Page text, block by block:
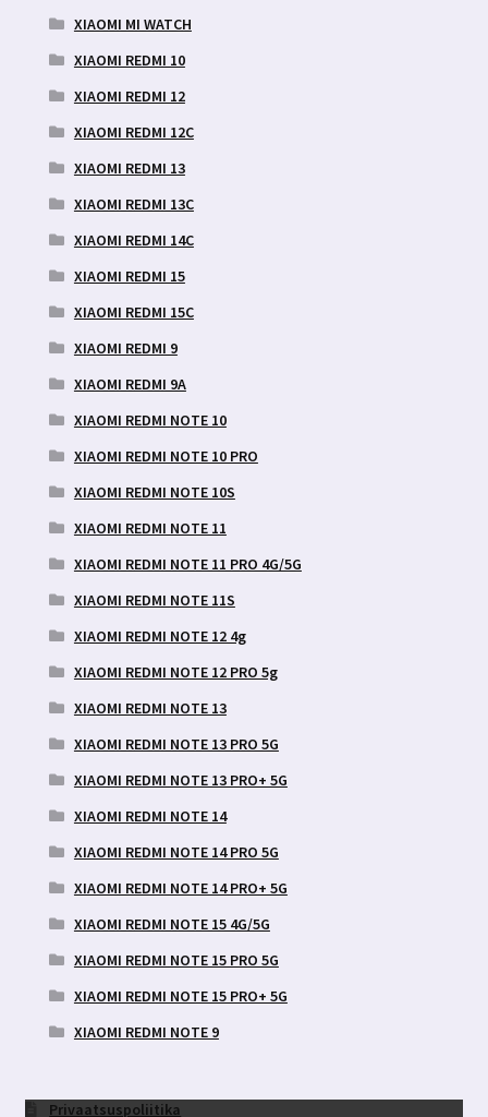
XIAOMI MI WATCH
XIAOMI REDMI 10
XIAOMI REDMI 12
XIAOMI REDMI 12C
XIAOMI REDMI 13
XIAOMI REDMI 13C
XIAOMI REDMI 14C
XIAOMI REDMI 15
XIAOMI REDMI 15C
XIAOMI REDMI 9
XIAOMI REDMI 9A
XIAOMI REDMI NOTE 10
XIAOMI REDMI NOTE 10 PRO
XIAOMI REDMI NOTE 10S
XIAOMI REDMI NOTE 11
XIAOMI REDMI NOTE 11 PRO 4G/5G
XIAOMI REDMI NOTE 11S
XIAOMI REDMI NOTE 12 4g
XIAOMI REDMI NOTE 12 PRO 5g
XIAOMI REDMI NOTE 13
XIAOMI REDMI NOTE 13 PRO 5G
XIAOMI REDMI NOTE 13 PRO+ 5G
XIAOMI REDMI NOTE 14
XIAOMI REDMI NOTE 14 PRO 5G
XIAOMI REDMI NOTE 14 PRO+ 5G
XIAOMI REDMI NOTE 15 4G/5G
XIAOMI REDMI NOTE 15 PRO 5G
XIAOMI REDMI NOTE 15 PRO+ 5G
XIAOMI REDMI NOTE 9
Privaatsuspoliitika